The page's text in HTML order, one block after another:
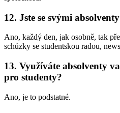
12. Jste se svými
Ano, každý den, jak osobně, tak
schůzky se studentskou radou,
13. Využíváte absolventy
pro studenty?
Ano, je to podstatné.